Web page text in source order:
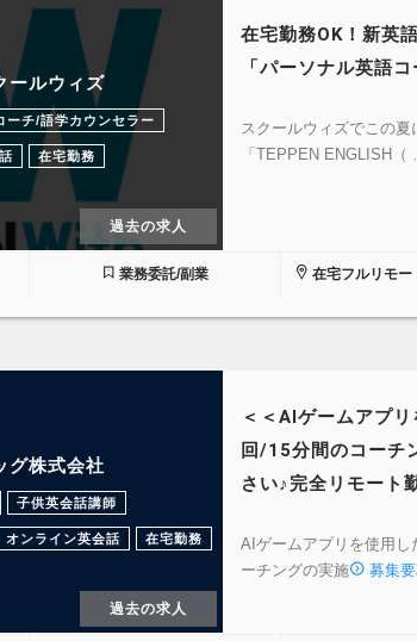
ールウィズ
ーチ/語学カウンセラー
在宅勤務
過去の求人
在宅勤務OK！新英
「パーソナル英語
スクールウィズでこの
「TEPPEN ENGLISH（
業務委託/副業
在宅フルリモー
グ株式会社
子供英会話講師
オンライン英会話 在宅勤務
過去の求人
＜＜AIゲームアプ
回/15分間のコーチ
さい♪完全リモート
AIゲームアプリを使用し
ーチングの実施
募集